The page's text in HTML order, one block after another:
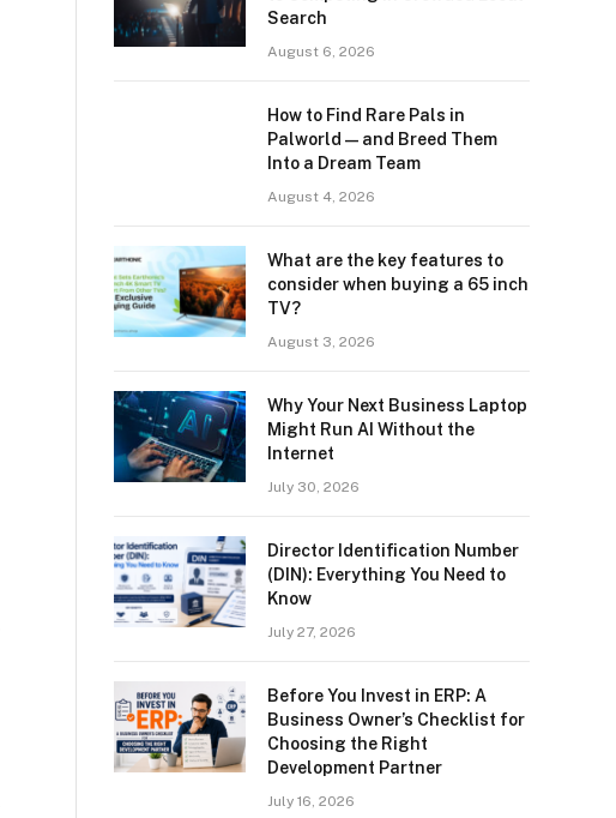
Search
August 6, 2026
How to Find Rare Pals in
Palworld — and Breed Them
Into a Dream Team
August 4, 2026
What are the key features to
consider when buying a 65 inch
TV?
August 3, 2026
Why Your Next Business Laptop
Might Run AI Without the
Internet
July 30, 2026
Director Identification Number
(DIN): Everything You Need to
Know
July 27, 2026
Before You Invest in ERP: A
Business Owner’s Checklist for
Choosing the Right
Development Partner
July 16, 2026